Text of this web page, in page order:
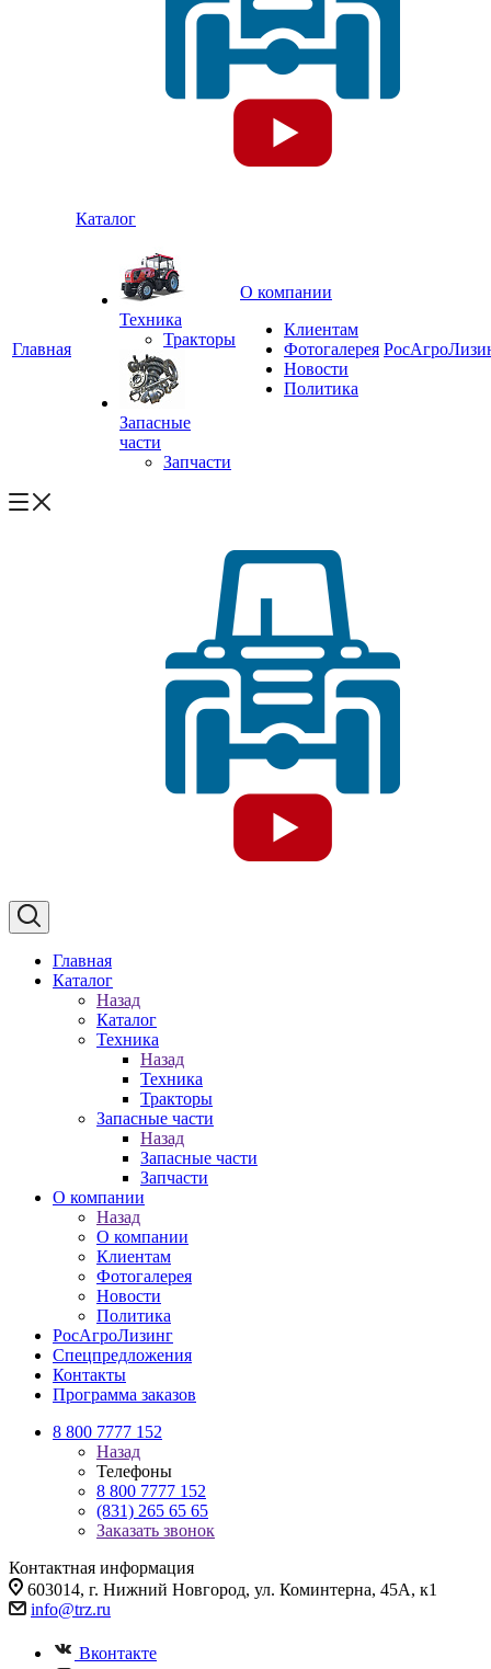
Главная
Каталог
Техника
Тракторы
Запасные
части
Запчасти
О компании
Клиентам
Фотогалерея
Новости
Политика
Главная
Каталог
Назад
Каталог
Техника
Назад
Техника
Тракторы
Запасные части
Назад
Запасные части
Запчасти
О компании
Назад
О компании
Клиентам
Фотогалерея
Новости
Политика
РосАгроЛизинг
Спецпредложения
Контакты
Программа заказов
8 800 7777 152
Назад
Телефоны
8 800 7777 152
(831) 265 65 65
Заказать звонок
Контактная информация
603014, г. Нижний Новгород, ул. Коминтерна, 45А, к1
info@trz.ru
Вконтакте